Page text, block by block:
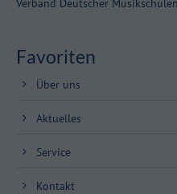
Lorem ipsum dolor sit amet,
Aenean commodo ligula eget
ridiculus mus. Donec quam
Verband Deutscher
Favoriten
Über uns
Aktuelles
Service
Kontakt